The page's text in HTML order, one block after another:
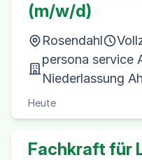
(m/w/d)
Rosendahl
persona service
Niederlassung
Heute
Fachkraft für